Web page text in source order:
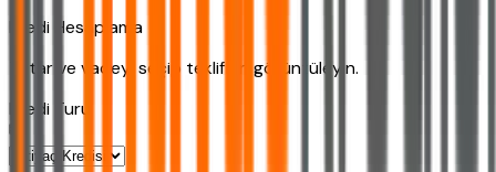
Kredi Hesaplama
Tutar ve vadeyi seçip teklifleri görüntüleyin.
Kredi Turu